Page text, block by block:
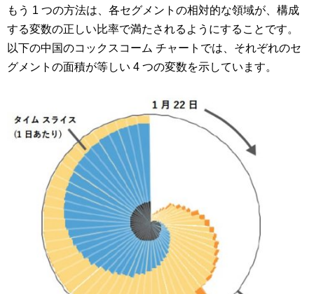
もう 1 つの方法は、各セグメントの相対的な領域が、構成
する変数の正しい比率で満たされるようにすることです。
以下の中国のコックスコーム チャートでは、それぞれのセ
グメントの面積が等しい 4 つの変数を示しています。